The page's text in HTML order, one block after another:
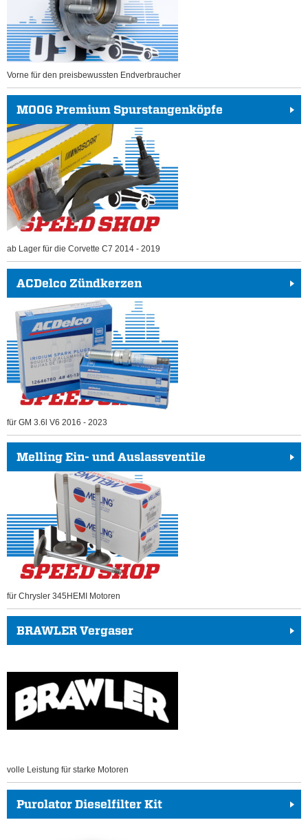
Vorne für den preisbewussten Endverbraucher
MOOG Premium Spurstangenköpfe
ab Lager für die Corvette C7 2014 - 2019
ACDelco Zündkerzen
für GM 3.6l V6 2016 - 2023
Melling Ein- und Auslassventile
für Chrysler 345HEMI Motoren
BRAWLER Vergaser
volle Leistung für starke Motoren
Purolator Dieselfilter Kit